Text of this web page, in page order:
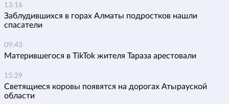
13:16
Заблудившихся в горах Алматы подростков нашли
спасатели
09:43
Матерившегося в TikTok жителя Тараза арестовали
15:29
Светящиеся коровы появятся на дорогах Атырауской
области